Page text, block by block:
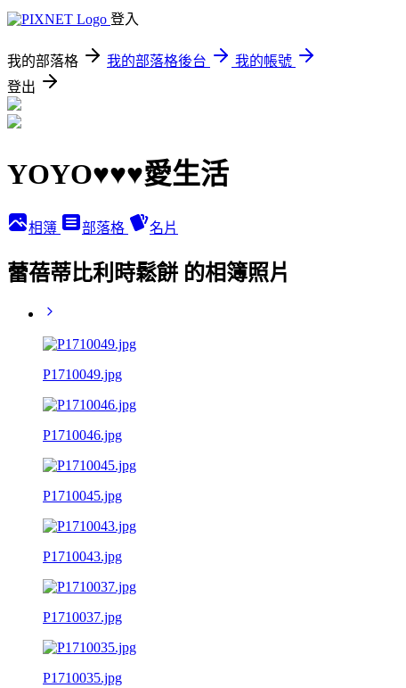
登入
我的部落格 我的部落格後台
我的帳號
登出
YOYO♥♥♥愛生活
相簿 部落格 名片
蕾蓓蒂比利時鬆餅 的相簿照片
P1710049.jpg
P1710046.jpg
P1710045.jpg
P1710043.jpg
P1710037.jpg
P1710035.jpg